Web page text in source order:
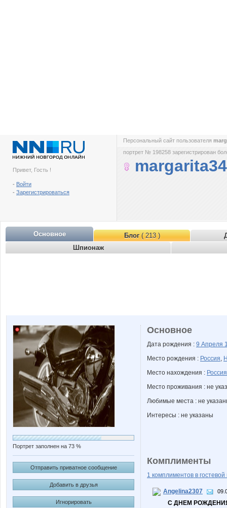
Привет, Гость !
- Войти
- Зарегистрироваться
Персональный сайт пользователя
портрет № 198258 зарегистрирован
Основное Блог( 213 )
Шпионаж
Портрет заполнен на 73 %
Отправить приватное сообщение
Добавить в друзья
Игнорировать
Основное
Дата рождения : 9 Апреля
Место рождения : Россия,
Место нахождения : Россия
Место проживания : не
Любимые места : не
Интересы : не указаны
Комплименты
1 комплиментов в гостевой
Angelina2307
С ДНЕМ